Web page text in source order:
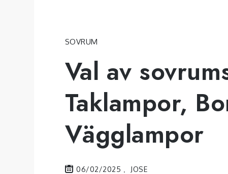
SOVRUM
Val av
Taklampor,
Vägglampor
06/02/2025 JOSE